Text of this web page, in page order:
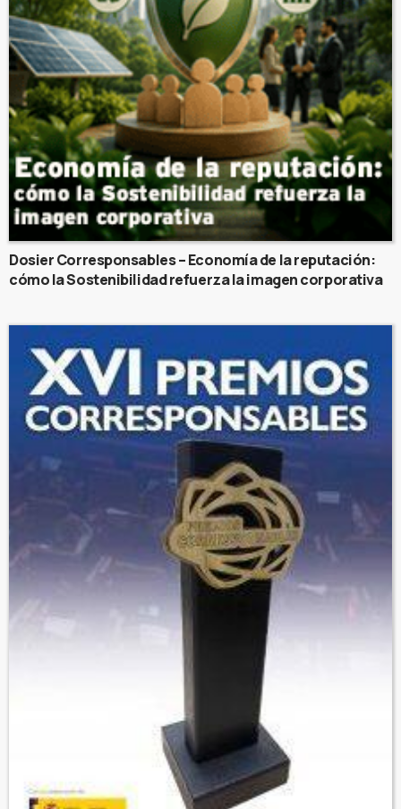
Dosier Corresponsables – Economía de la reputación:
cómo la Sostenibilidad refuerza la imagen corporativa